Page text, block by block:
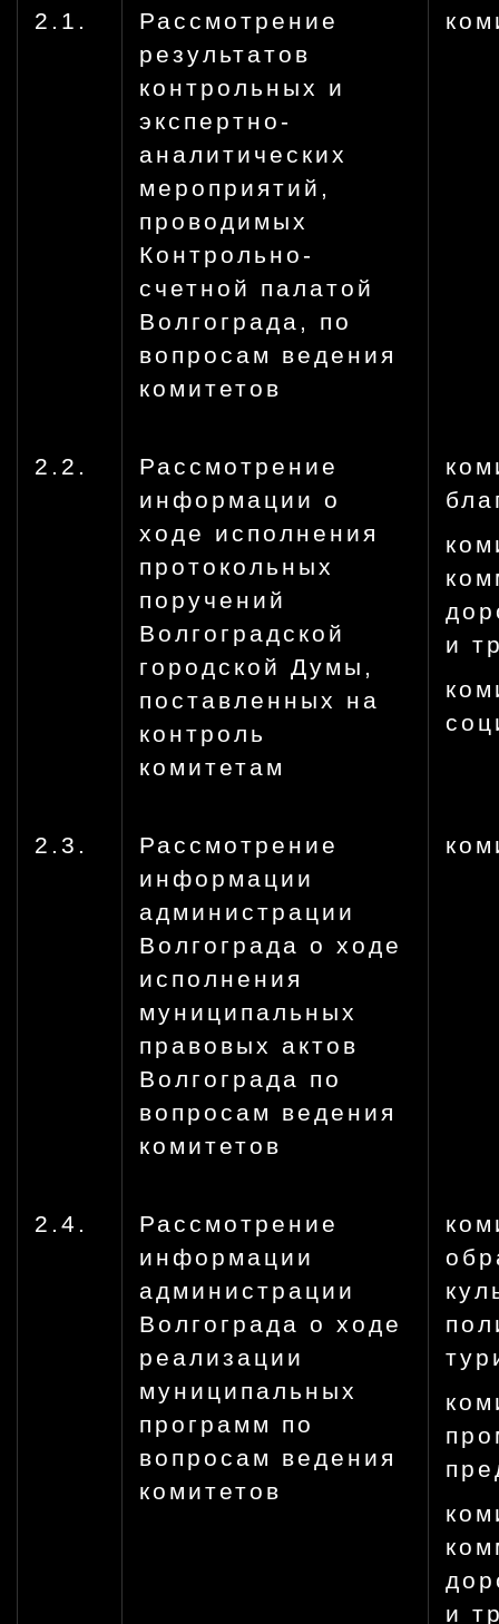
2.1.
Рассмотрение
результатов
контрольных и
экспертно-
аналитических
мероприятий,
проводимых
Контрольно-
счетной палатой
Волгограда, по
вопросам ведения
комитетов
2.2.
Рассмотрение
информации о
ходе исполнения
протокольных
поручений
Волгоградской
городской Думы,
поставленных на
контроль
комитетам
и
2.3.
Рассмотрение
информации
администрации
Волгограда о ходе
исполнения
муниципальных
правовых актов
Волгограда по
вопросам ведения
комитетов
2.4.
Рассмотрение
информации
администрации
Волгограда о ходе
реализации
муниципальных
программ по
вопросам ведения
комитетов
и